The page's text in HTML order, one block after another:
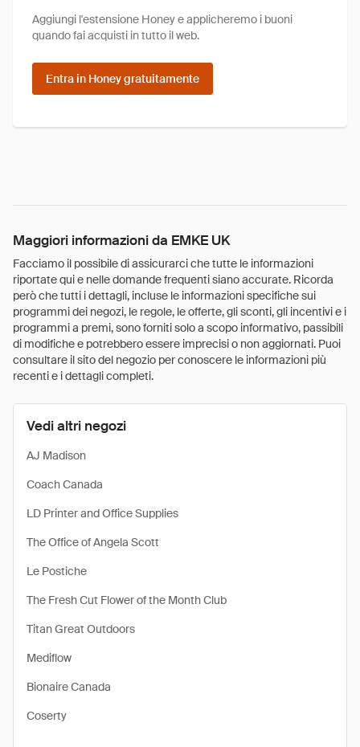
Aggiungi l'estensione Honey e applicheremo i buoni
quando fai acquisti in tutto il web.
Entra in Honey gratuitamente
Maggiori informazioni da EMKE UK
Facciamo il possibile di assicurarci che tutte le informazioni
riportate qui e nelle domande frequenti siano accurate. Ricorda
però che tutti i dettagli, incluse le informazioni specifiche sui
programmi dei negozi, le regole, le offerte, gli sconti, gli incentivi e i
programmi a premi, sono forniti solo a scopo informativo, passibili
di modifiche e potrebbero essere imprecisi o non aggiornati. Puoi
consultare il sito del negozio per conoscere le informazioni più
recenti e i dettagli completi.
Vedi altri negozi
AJ Madison
Coach Canada
LD Printer and Office Supplies
The Office of Angela Scott
Le Postiche
The Fresh Cut Flower of the Month Club
Titan Great Outdoors
Mediflow
Bionaire Canada
Coserty